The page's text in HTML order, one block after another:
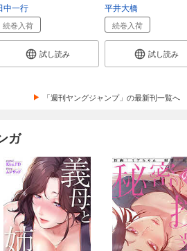
試し読み
カート
する
ゴ― 39
カート
試し読み
する
中一行
続巻入荷
試し読み
平井大橋
続巻入荷
試し読み
「週刊ヤングジャンプ」の最新刊一覧へ
ガ